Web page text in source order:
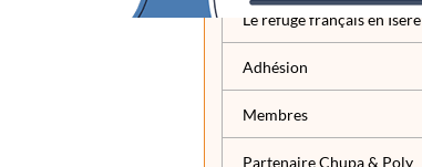
Le refuge français en Isère
Adhésion
Membres
Partenaire Chupa & Poly